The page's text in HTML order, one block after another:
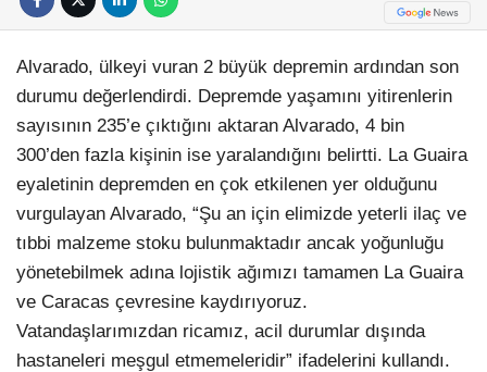
Alvarado, ülkeyi vuran 2 büyük depremin ardından son
durumu değerlendirdi. Depremde yaşamını yitirenlerin
sayısının 235’e çıktığını aktaran Alvarado, 4 bin
300’den fazla kişinin ise yaralandığını belirtti. La Guaira
eyaletinin depremden en çok etkilenen yer olduğunu
vurgulayan Alvarado, “Şu an için elimizde yeterli ilaç ve
tıbbi malzeme stoku bulunmaktadır ancak yoğunluğu
yönetebilmek adına lojistik ağımızı tamamen La Guaira
ve Caracas çevresine kaydırıyoruz.
Vatandaşlarımızdan ricamız, acil durumlar dışında
hastaneleri meşgul etmemeleridir” ifadelerini kullandı.